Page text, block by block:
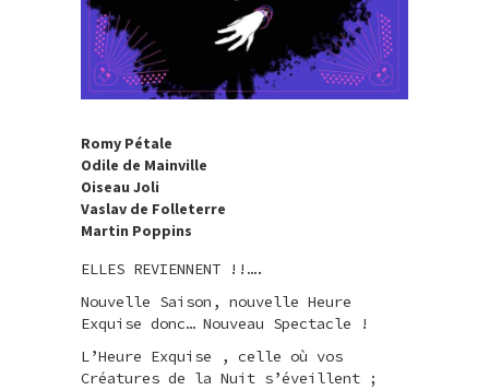
Romy Pétale
Odile de Mainville
Oiseau Joli
Vaslav de Folleterre
Martin Poppins
ELLES REVIENNENT !!….
Nouvelle Saison, nouvelle Heure
Exquise donc… Nouveau Spectacle !
L’Heure Exquise , celle où vos
Créatures de la Nuit s’éveillent ;